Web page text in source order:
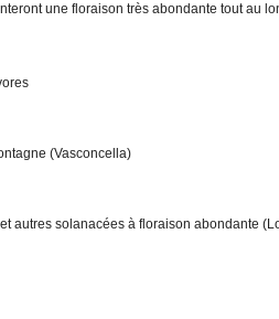
une floraison très abondante tout au
(Vasconcella)
autres solanacées à floraison abondante